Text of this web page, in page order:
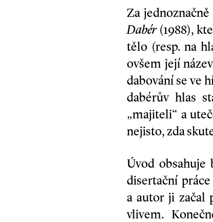
Za
Dabér(1988),
tělo (resp. na
ovšem její
dabování se ve
dabérův hlas
„majiteli“ a
nejisto, zda
Úvod obsahuje
disertační
a autor ji začal
vlivem.